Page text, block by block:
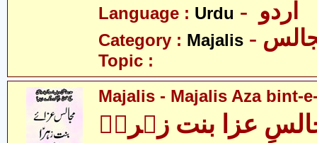
Language : Urdu
Category : Majalis
Topic :
Majalis - Majalis Aza bint-
عزا بنت زہراؑ